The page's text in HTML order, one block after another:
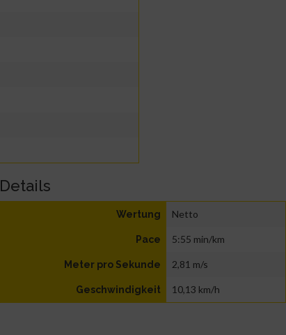
Details
Wertung Netto
Pace 5:55 min/km
Meter pro Sekunde 2,81 m/s
Geschwindigkeit 10,13 km/h